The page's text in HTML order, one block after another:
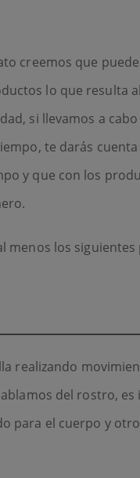
creemos que
lo que resulta
si llevamos a
te darás
y que con los
los siguientes
realizando
del rostro,
para el cuerpo y